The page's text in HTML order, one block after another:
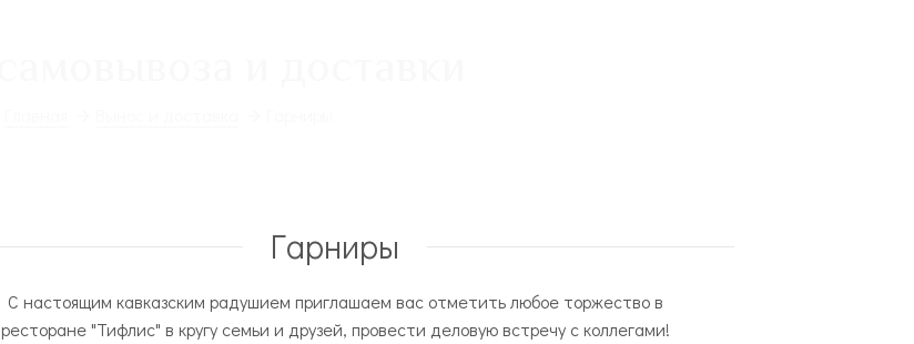
Гарниры
C настоящим кавказским радушием приглашаем вас отметить любое торжество в
ресторане "Тифлис" в кругу семьи и друзей, провести деловую встречу с коллегами!